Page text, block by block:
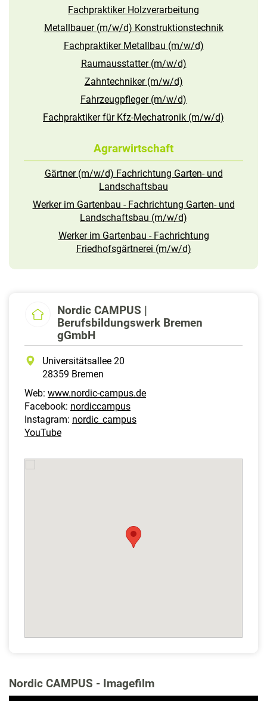
Fachpraktiker Holzverarbeitung
Metallbauer (m/w/d) Konstruktionstechnik
Fachpraktiker Metallbau (m/w/d)
Raumausstatter (m/w/d)
Zahntechniker (m/w/d)
Fahrzeugpfleger (m/w/d)
Fachpraktiker für Kfz-Mechatronik (m/w/d)
Agrarwirtschaft
Gärtner (m/w/d) Fachrichtung Garten- und
Landschaftsbau
Werker im Gartenbau - Fachrichtung Garten- und
Landschaftsbau (m/w/d)
Werker im Gartenbau - Fachrichtung
Friedhofsgärtnerei (m/w/d)
Nordic CAMPUS |
Berufsbildungswerk Bremen
gGmbH
Universitätsallee 20
28359 Bremen
Web: www.nordic-campus.de
Facebook: nordiccampus
Instagram: nordic_campus
YouTube
Nordic CAMPUS - Imagefilm